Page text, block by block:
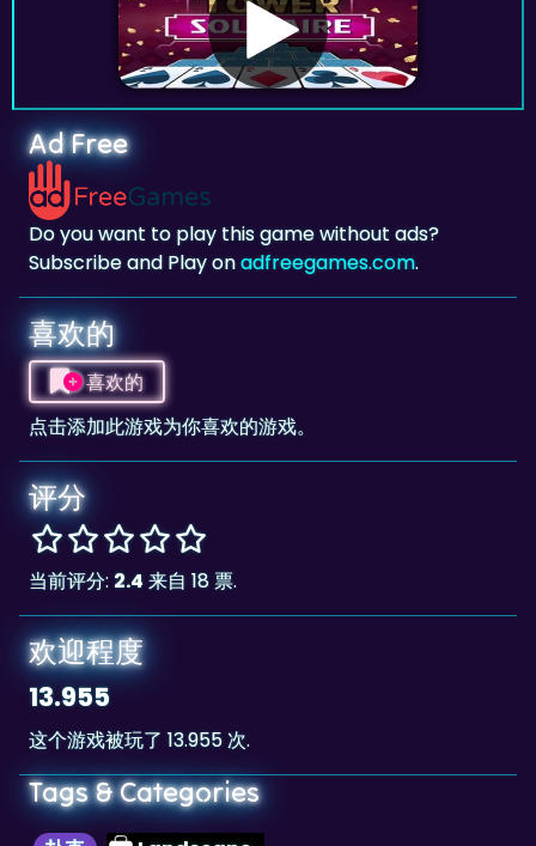
Ad Free
Do you want to play this game without ads?
Subscribe and Play on
喜欢的
喜欢的
点击添加此游戏为你喜欢的游戏。
评分
当前评分: 2.4 来自 18 票.
欢迎程度
13.955
这个游戏被玩了 13.955 次.
Tags & Categories
扑克 Landscape